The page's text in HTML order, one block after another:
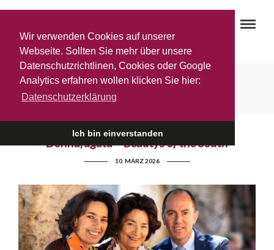
Wir verwenden Cookies auf unserer
Webseite. Sollten Sie mehr über unsere
Datenschutzrichtlinen, Cookies oder Google
Analytics erfahren wollen klicken Sie hier:
Datenschutzerklärung
Ich bin einverstanden
Allgemein
Donnafugata – Beautys of the South
10. MÄRZ 2026